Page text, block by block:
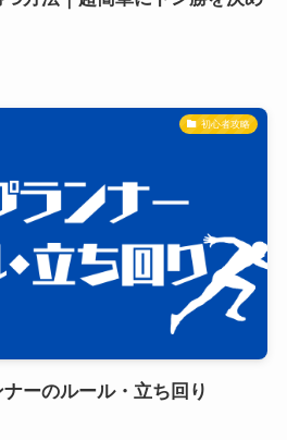
初心者攻略
ーのルール・立ち回り